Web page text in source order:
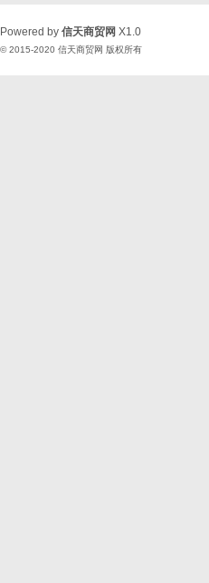
Powered by 信天商贸网 X1.0
© 2015-2020 信天商贸网 版权所有